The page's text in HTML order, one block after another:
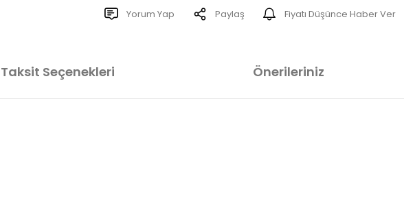
Yorum Yap Paylaş Fiyatı Düşünce Haber Ver
Taksit Seçenekleri Önerileriniz